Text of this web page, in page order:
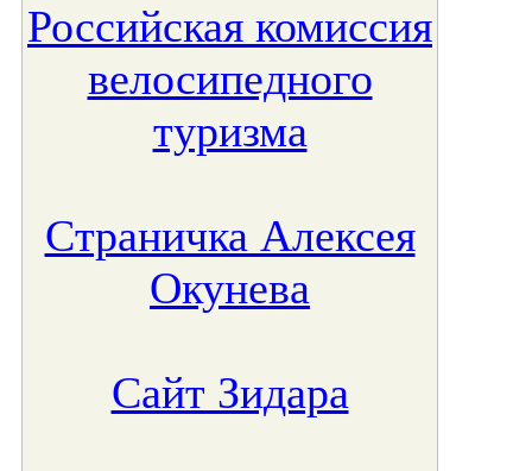
Российская комиссия
велосипедного
туризма
Страничка Алексея
Окунева
Сайт Зидара